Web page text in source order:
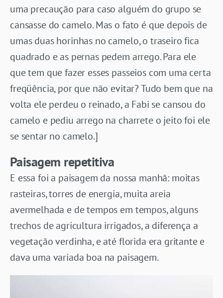
uma precaução para caso alguém do grupo se
cansasse do camelo. Mas o fato é que depois de
umas duas horinhas no camelo, o traseiro fica
quadrado e as pernas pedem arrego. Para ele
que tem que fazer esses passeios com uma certa
freqüência, por que não evitar? Tudo bem que na
volta ele perdeu o reinado, a Fabi se cansou do
camelo e pediu arrego na charrete o jeito foi ele
se sentar no camelo.]
Paisagem repetitiva
E essa foi a paisagem da nossa manhã: moitas
rasteiras, torres de energia, muita areia
avermelhada e de tempos em tempos, alguns
trechos de agricultura irrigados, a diferença a
vegetação verdinha, e até florida era gritante e
dava uma variada boa na paisagem.